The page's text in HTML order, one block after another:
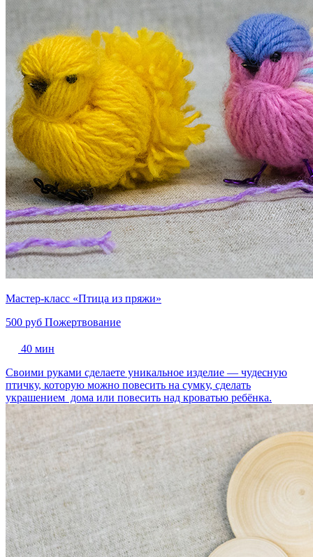
Мастер-класс «Птица из пряжи»
500 руб Пожертвование
40 мин
Своими руками сделаете уникальное изделие — чудесную
птичку, которую можно повесить на сумку, сделать
украшением дома или повесить над кроватью ребёнка.